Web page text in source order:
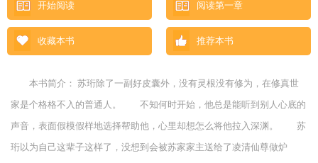
开始阅读 阅读第一章
收藏本书 推荐本书
本书简介： 苏珩除了一副好皮囊外，没有灵根没有修为，在修真世
家是个格格不入的普通人。 不知何时开始，他总是能听到别人心底的
声音，表面假模假样地选择帮助他，心里却想怎么将他拉入深渊。 苏
珩以为自己这辈子这样了，没想到会被苏家家主送给了凌清仙尊做炉